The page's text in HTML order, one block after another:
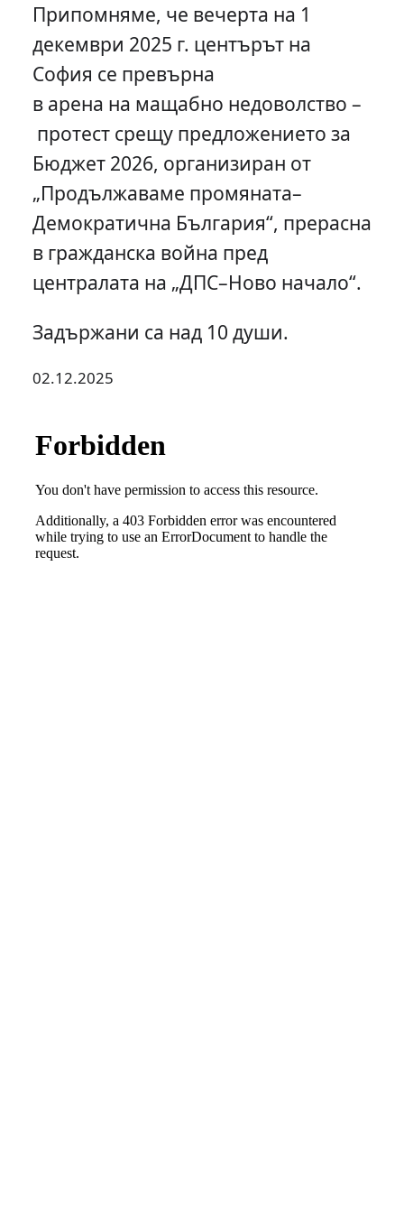
Припомняме, че вечерта на 1
декември 2025 г. центърът на
София се превърна
в арена на мащабно недоволство –
протест срещу предложението за
Бюджет 2026, организиран от
„Продължаваме промяната–
Демократична България“, прерасна
в гражданска война пред
централата на „ДПС–Ново начало“.
Задържани са над 10 души.
02.12.2025